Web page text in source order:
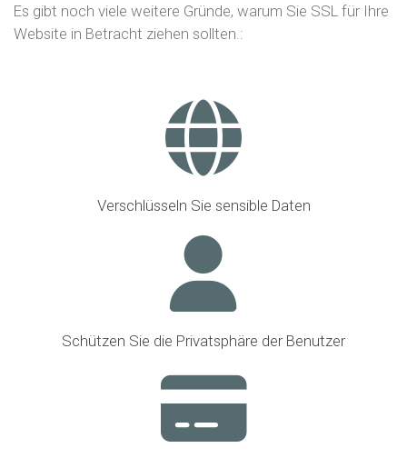
Es gibt noch viele weitere Gründe, warum Sie SSL für Ihre
Website in Betracht ziehen sollten.:
Verschlüsseln Sie sensible Daten
Schützen Sie die Privatsphäre der Benutzer